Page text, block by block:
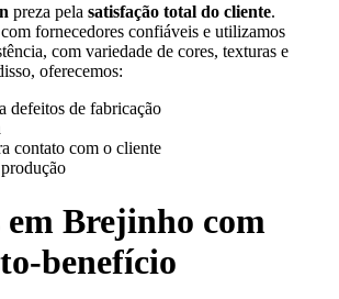
preza pela satisfação total do cliente.
fornecedores confiáveis e utilizamos
com variedade de cores, texturas e
oferecemos:
defeitos de fabricação
contato com o cliente
em Brejinho com
benefício